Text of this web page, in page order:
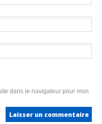
dans le navigateur pour mon